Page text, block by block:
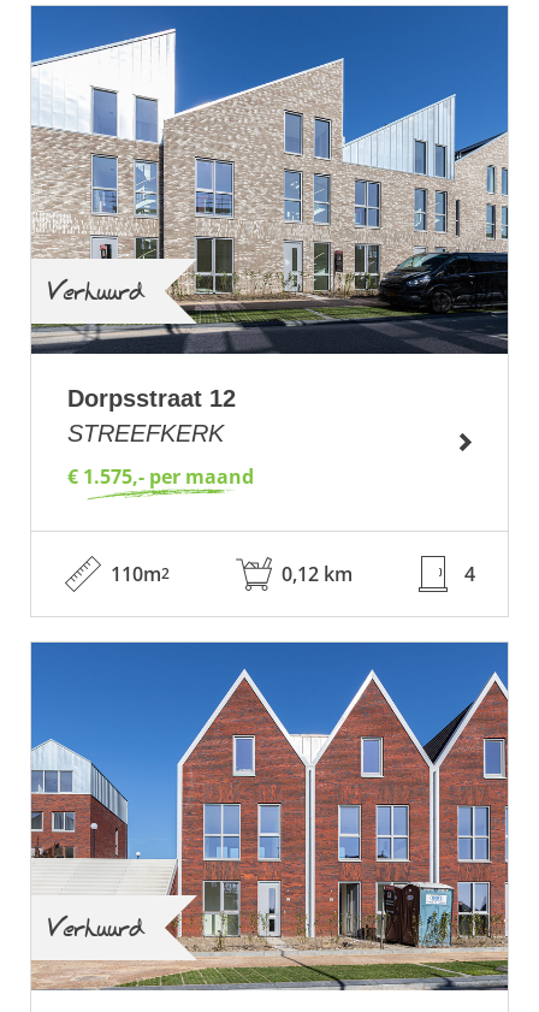
Verhuurd
Dorpsstraat 12
STREEFKERK
€ 1.575,- per maand
110m2 0,12 km 4
Verhuurd